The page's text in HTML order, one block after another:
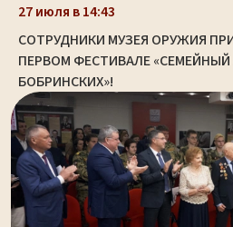
27 июля в 14:43
СОТРУДНИКИ МУЗЕЯ ОРУЖИЯ
ПЕРВОМ ФЕСТИВАЛЕ
БОБРИНСКИХ»!